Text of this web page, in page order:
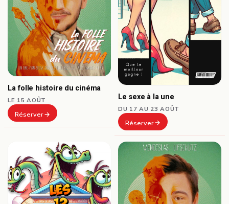
La folle histoire du cinéma
LE 15 AOÛT
Réserver
Le sexe à la une
DU 17 AU 23 AOÛT
Réserver